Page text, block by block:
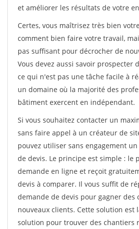
et améliorer les résultats de votre
Certes, vous maîtrisez très bien
comment bien faire votre travail,
pas suffisant pour décrocher de
Vous devez aussi savoir prospecter
ce qui n'est pas une tâche facile à
un domaine où la majorité des
bâtiment exercent en indépendant.
Si vous souhaitez contacter un
sans faire appel à un créateur de
pouvez utiliser sans engagement
de devis. Le principe est simple : le
demande en ligne et reçoit
devis à comparer. Il vous suffit de
demande de devis pour gagner des
nouveaux clients. Cette solution est
solution pour trouver des chantiers